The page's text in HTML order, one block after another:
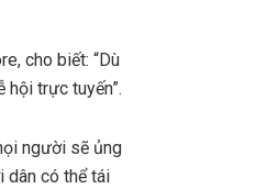
cho biết: “Dù
trực tuyến”.
người sẽ ủng
dân có thể tái